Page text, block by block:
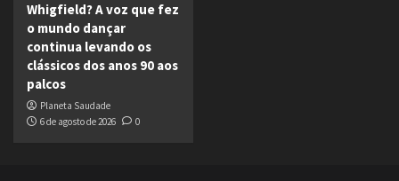
Whigfield? A voz que fez
o mundo dançar
continua levando os
clássicos dos anos 90 aos
palcos
Planeta Saudade
6 de agosto de 2026
0